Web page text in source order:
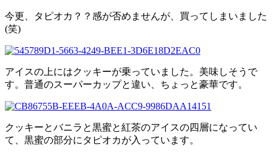
今更、タピオカ？？感が否めませんが、買ってしまいました
(笑)
アイスの上にはクッキーが乗っていました。美味しそうで
す。普通のスーパーカップと違い、ちょっと豪華です。
クッキーとバニラと黒蜜と紅茶のアイスの四層になってい
て、黒蜜の部分にタピオカが入っています。